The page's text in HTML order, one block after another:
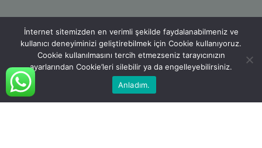
İnternet sitemizden en verimli şekilde faydalanabilmeniz ve
kullanıcı deneyiminizi geliştirebilmek için Cookie kullanıyoruz.
Cookie kullanılmasını tercih etmezseniz tarayıcınızın
ayarlarından Cookie’leri silebilir ya da engelleyebilirsiniz.
Anladım.